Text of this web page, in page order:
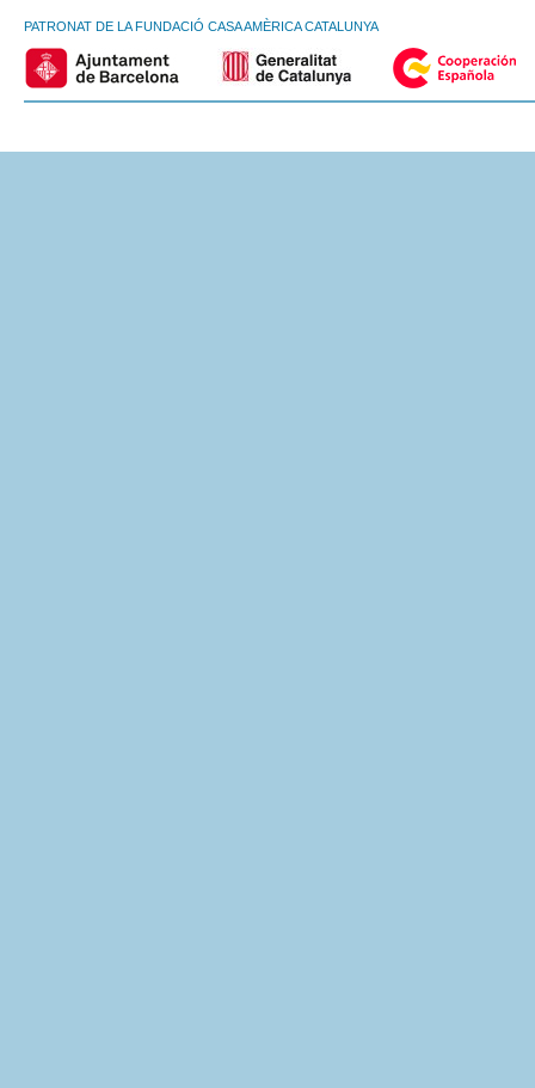
PATRONAT DE LA FUNDACIÓ CASA AMÈRICA CATALUNYA